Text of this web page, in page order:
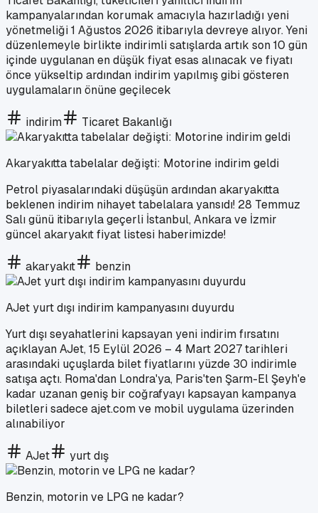
kampanyalarından korumak amacıyla hazırladığı yeni
yönetmeliği 1 Ağustos 2026 itibarıyla devreye alıyor. Yeni
düzenlemeyle birlikte indirimli satışlarda artık son 10 gün
içinde uygulanan en düşük fiyat esas alınacak ve fiyatı
önce yükseltip ardından indirim yapılmış gibi gösteren
uygulamaların önüne geçilecek
indirim Ticaret Bakanlığı
Akaryakıtta tabelalar değişti: Motorine indirim geldi
Petrol piyasalarındaki düşüşün ardından akaryakıtta
beklenen indirim nihayet tabelalara yansıdı! 28 Temmuz
Salı günü itibarıyla geçerli İstanbul, Ankara ve İzmir
güncel akaryakıt fiyat listesi haberimizde!
akaryakıt benzin
AJet yurt dışı indirim kampanyasını duyurdu
Yurt dışı seyahatlerini kapsayan yeni indirim fırsatını
açıklayan AJet, 15 Eylül 2026 – 4 Mart 2027 tarihleri
arasındaki uçuşlarda bilet fiyatlarını yüzde 30 indirimle
satışa açtı. Roma'dan Londra'ya, Paris'ten Şarm-El Şeyh'e
kadar uzanan geniş bir coğrafyayı kapsayan kampanya
biletleri sadece ajet.com ve mobil uygulama üzerinden
alınabiliyor
AJet yurt dış
Benzin, motorin ve LPG ne kadar?